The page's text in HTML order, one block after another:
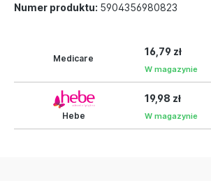
Numer produktu: 5904356980823
Medicare
16,79 zł
W magazynie
Hebe
19,98 zł
W magazynie